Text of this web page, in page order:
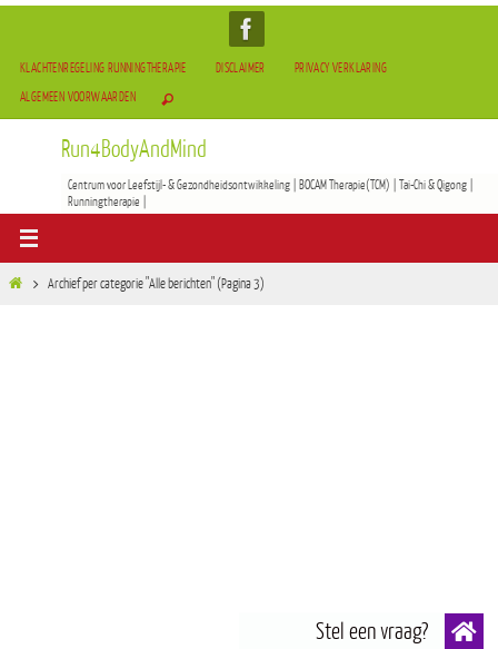
KLACHTENREGELING RUNNINGTHERAPIE DISCLAIMER
PRIVACY VERKLARING
ALGEMEEN VOORWAARDEN
Run4BodyAndMind
Centrum voor Leefstijl- & Gezondheidsontwikkeling | BOCAM Therapie(TCM) | Tai-Chi & Qigong |
Runningtherapie |
Archief per categorie "Alle berichten" (Pagina 3)